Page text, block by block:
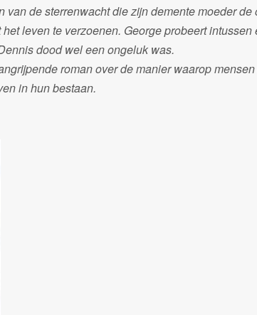
van de sterrenwacht die zijn demente moeder de
leven te verzoenen. George probeert intussen
dood wel een ongeluk was.
roman over de manier waarop
in hun bestaan.